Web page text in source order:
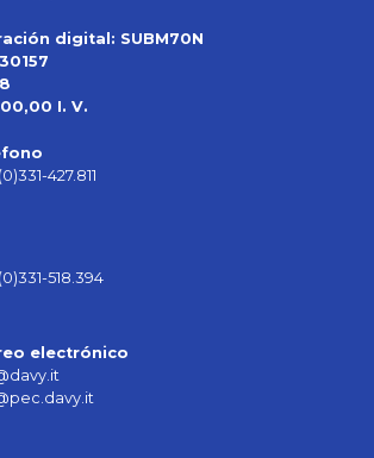
digital: SUBM70N
I. V.
427.811
518.394
electrónico